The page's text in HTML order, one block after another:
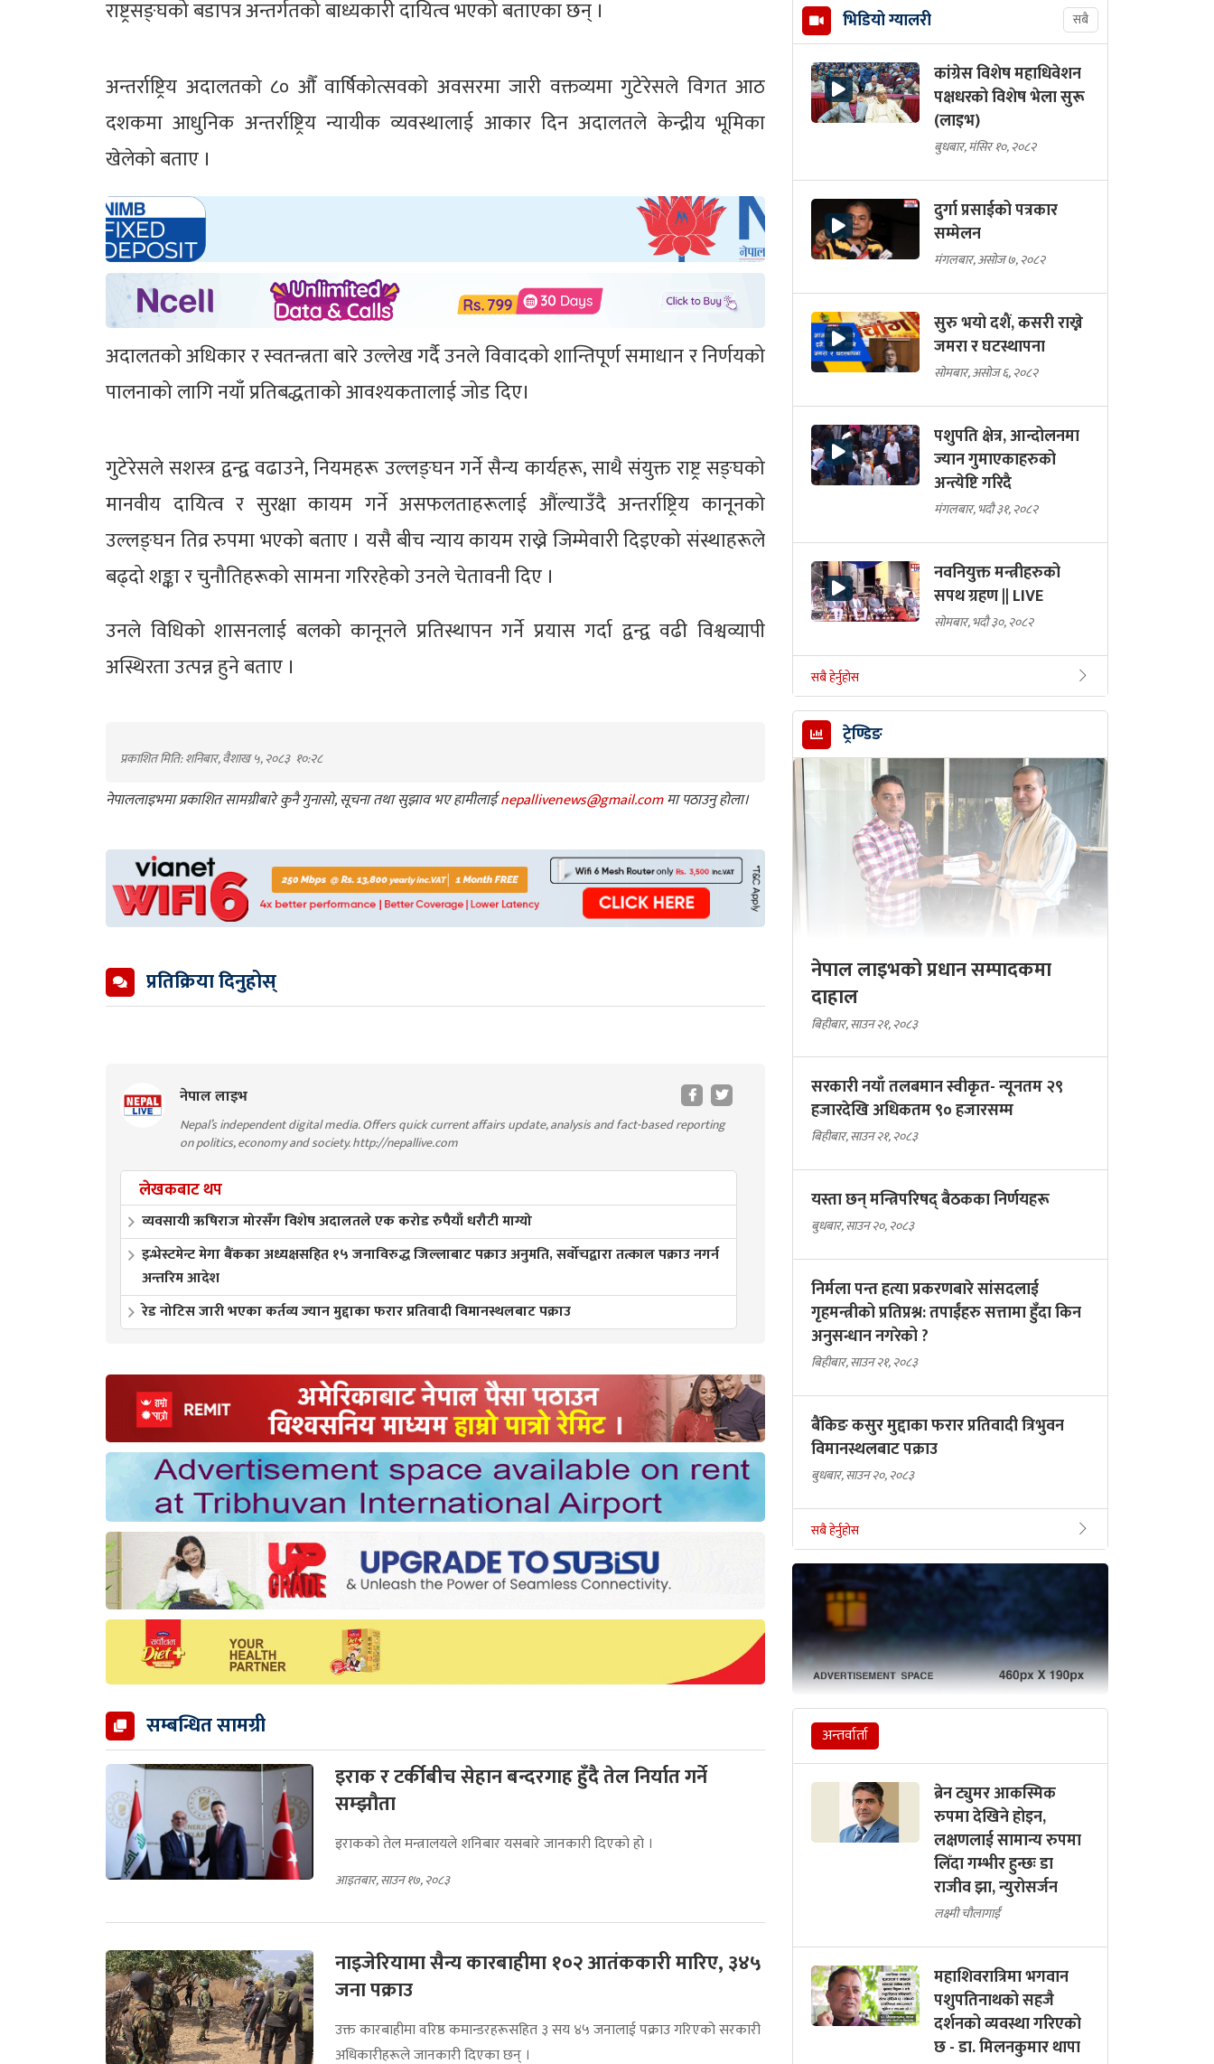
राष्ट्रसङ्घको बडापत्र अन्तर्गतको बाध्यकारी दायित्व भएको बताएका छन् ।
अन्तर्राष्ट्रिय अदालतको ८० औँ वार्षिकोत्सवको अवसरमा जारी वक्तव्यमा गुटेरेसले विगत आठ
दशकमा आधुनिक अन्तर्राष्ट्रिय न्यायीक व्यवस्थालाई आकार दिन अदालतले केन्द्रीय भूमिका
खेलेको बताए ।
अदालतको अधिकार र स्वतन्त्रता बारे उल्लेख गर्दै उनले विवादको शान्तिपूर्ण समाधान र निर्णयको
पालनाको लागि नयाँ प्रतिबद्धताको आवश्यकतालाई जोड दिए।
गुटेरेसले सशस्त्र द्वन्द्व वढाउने, नियमहरू उल्लङ्घन गर्ने सैन्य कार्यहरू, साथै संयुक्त राष्ट्र सङ्घको
मानवीय दायित्व र सुरक्षा कायम गर्ने असफलताहरूलाई औंल्याउँदै अन्तर्राष्ट्रिय कानूनको
उल्लङ्घन तिव्र रुपमा भएको बताए । यसै बीच न्याय कायम राख्ने जिम्मेवारी दिइएको संस्थाहरूले
बढ्दो शङ्का र चुनौतिहरूको सामना गरिरहेको उनले चेतावनी दिए ।
उनले विधिको शासनलाई बलको कानूनले प्रतिस्थापन गर्ने प्रयास गर्दा द्वन्द्व वढी विश्वव्यापी
अस्थिरता उत्पन्न हुने बताए ।
प्रकाशित मिति: शनिबार, वैशाख ५, २०८३ १०:२८
नेपाललाइभमा प्रकाशित सामग्रीबारे कुनै गुनासो, सूचना तथा सुझाव भए हामीलाईnepallivenews@gmail.comमा पठाउनु होला।
प्रतिक्रिया दिनुहोस्
नेपाल लाइभ
Nepal’s independent digital media. Offers quick current affairs update, analysis and fact-based reporting
on politics, economy and society. http://nepallive.com
लेखकबाट थप
व्यवसायी ऋषिराज मोरसँग विशेष अदालतले एक करोड रुपैयाँ धरौटी माग्यो
इन्भेस्टमेन्ट मेगा बैंकका अध्यक्षसहित १५ जनाविरुद्ध जिल्लाबाट पक्राउ अनुमति, सर्वोचद्वारा तत्काल पक्राउ नगर्न
अन्तरिम आदेश
रेड नोटिस जारी भएका कर्तव्य ज्यान मुद्दाका फरार प्रतिवादी विमानस्थलबाट पक्राउ
सम्बन्धित सामग्री
इराक र टर्कीबीच सेहान बन्दरगाह हुँदै तेल निर्यात गर्ने
सम्झौता
इराकको तेल मन्त्रालयले शनिबार यसबारे जानकारी दिएको हो ।
आइतबार, साउन १७, २०८३
नाइजेरियामा सैन्य कारबाहीमा १०२ आतंककारी मारिए, ३४५
जना पक्राउ
उक्त कारबाहीमा वरिष्ठ कमान्डरहरूसहित ३ सय ४५ जनालाई पक्राउ गरिएको सरकारी
अधिकारीहरूले जानकारी दिएका छन् ।
भिडियो ग्यालरी सबै
कांग्रेस विशेष महाधिवेशन
पक्षधरको विशेष भेला सुरू
(लाइभ)
बुधबार, मंसिर १०, २०८२
दुर्गा प्रसाईको पत्रकार
सम्मेलन
मंगलबार, असोज ७, २०८२
सुरु भयो दशैं, कसरी राख्ने
जमरा र घटस्थापना
सोमबार, असोज ६, २०८२
पशुपति क्षेत्र, आन्दोलनमा
ज्यान गुमाएकाहरुको
अन्त्येष्टि गरिदै
मंगलबार, भदौ ३१, २०८२
नवनियुक्त मन्त्रीहरुको
सपथ ग्रहण || LIVE
सोमबार, भदौ ३०, २०८२
सबै हेर्नुहोस
ट्रेण्डिङ
नेपाल लाइभको प्रधान सम्पादकमा
दाहाल
बिहीबार, साउन २१, २०८३
सरकारी नयाँ तलबमान स्वीकृत- न्यूनतम २९
हजारदेखि अधिकतम ९० हजारसम्म
बिहीबार, साउन २१, २०८३
यस्ता छन् मन्त्रिपरिषद् बैठकका निर्णयहरू
बुधबार, साउन २०, २०८३
निर्मला पन्त हत्या प्रकरणबारे सांसदलाई
गृहमन्त्रीको प्रतिप्रश्न: तपाईंहरु सत्तामा हुँदा किन
अनुसन्धान नगरेको ?
बिहीबार, साउन २१, २०८३
बैंकिङ कसुर मुद्दाका फरार प्रतिवादी त्रिभुवन
विमानस्थलबाट पक्राउ
बुधबार, साउन २०, २०८३
सबै हेर्नुहोस
अन्तर्वार्ता
ब्रेन ट्युमर आकस्मिक
रुपमा देखिने होइन,
लक्षणलाई सामान्य रुपमा
लिँदा गम्भीर हुन्छः डा
राजीव झा, न्युरोसर्जन
लक्ष्मी चौलागाईं
महाशिवरात्रिमा भगवान
पशुपतिनाथको सहजै
दर्शनको व्यवस्था गरिएको
छ - डा. मिलनकुमार थापा